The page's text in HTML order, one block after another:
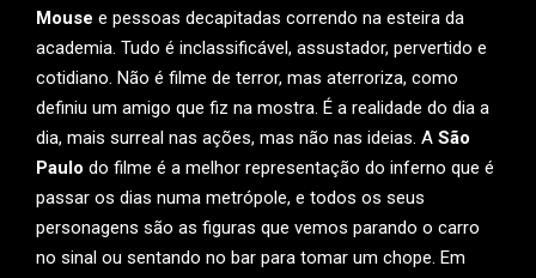
Mouse e pessoas decapitadas correndo na esteira da
academia. Tudo é inclassificável, assustador, pervertido e
cotidiano. Não é filme de terror, mas aterroriza, como
definiu um amigo que fiz na mostra. É a realidade do dia a
dia, mais surreal nas ações, mas não nas ideias. A São
Paulo do filme é a melhor representação do inferno que é
passar os dias numa metrópole, e todos os seus
personagens são as figuras que vemos parando o carro
no sinal ou sentando no bar para tomar um chope. Em